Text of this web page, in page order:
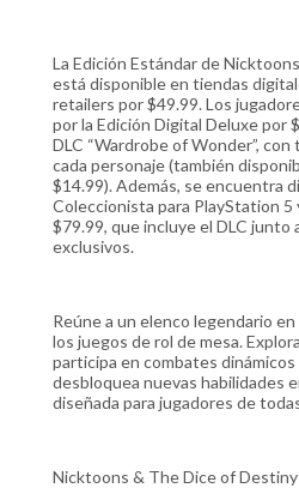
La Edición Estándar de
está disponible en tiendas
retailers por $49.99. Los
por la Edición Digital Deluxe por
DLC “Wardrobe of Wonder”,
cada personaje (también
$14.99). Además, se encuentra
Coleccionista para PlayStation
$79.99, que incluye el DLC junto
exclusivos.
Reúne a un elenco legendario
los juegos de rol de mesa.
participa en combates
desbloquea nuevas habilidades
diseñada para jugadores de
Nicktoons & The Dice of